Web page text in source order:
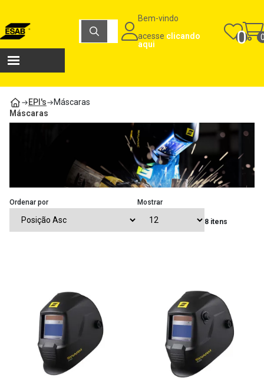
Máquinas e Consumíveis para Soldagem e Corte | Loja ESAB
Bem-vindo
acesse clicando
aqui
0
EPI's
Máscaras
Máscaras
Ordenar por
8 itens
Mostrar
Total
R$ 0,00